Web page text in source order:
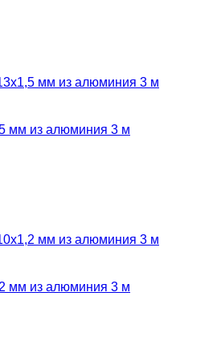
мм из алюминия 3 м
мм из алюминия 3 м